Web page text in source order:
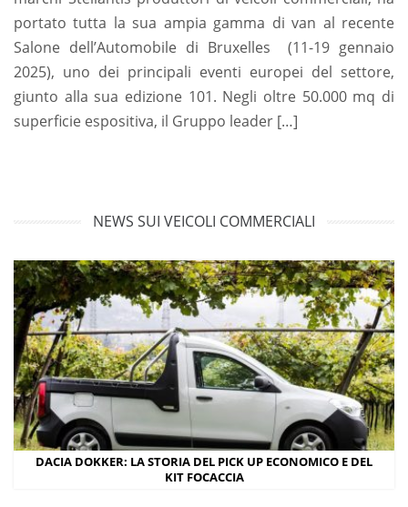
portato tutta la sua ampia gamma di van al recente
Salone dell’Automobile di Bruxelles (11-19 gennaio
2025), uno dei principali eventi europei del settore,
giunto alla sua edizione 101. Negli oltre 50.000 mq di
superficie espositiva, il Gruppo leader […]
NEWS SUI VEICOLI COMMERCIALI
DACIA DOKKER: LA STORIA DEL PICK UP ECONOMICO E DEL
KIT FOCACCIA